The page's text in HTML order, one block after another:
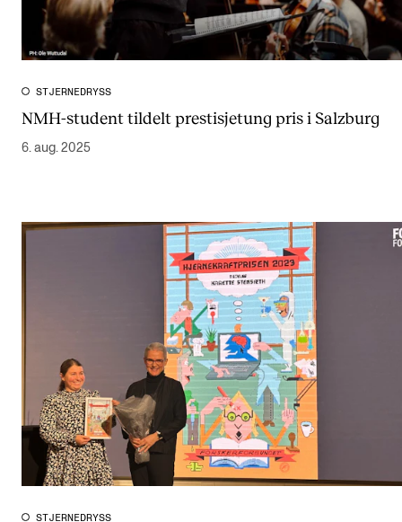
STJERNEDRYSS
NMH-student tildelt prestisjetung pris i Salzburg
6. aug. 2025
STJERNEDRYSS